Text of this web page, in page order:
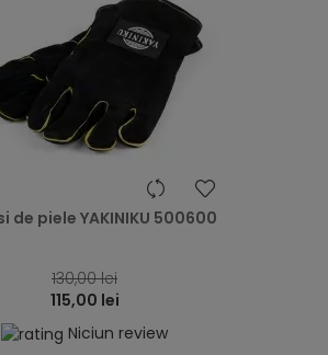
heart
de piele YAKINIKU 500600
130,00 lei
115,00 lei
Niciun review